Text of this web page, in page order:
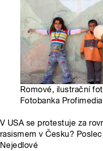
Romové, ilustrační
Fotobanka Profimedia
V USA se protestuje za
rasismem v Česku?
Nejedlové